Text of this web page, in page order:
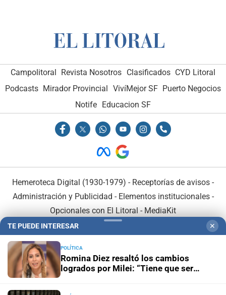
Campolitoral Revista Nosotros Clasificados CYD Litoral
Podcasts Mirador Provincial VivíMejor SF Puerto Negocios
Notife Educacion SF
Hemeroteca Digital (1930-1979) - Receptorías de avisos -
Administración y Publicidad - Elementos institucionales-
Opcionales con El Litoral - MediaKit
TE PUEDE INTERESAR ✕
POLÍTICA
Romina Diez resaltó los cambios
logrados por Milei: “Tiene que ser